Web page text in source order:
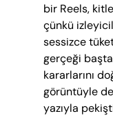
bir Reels,
çünkü
sessizce
gerçeği
kararlarını
görüntüyle
yazıyla